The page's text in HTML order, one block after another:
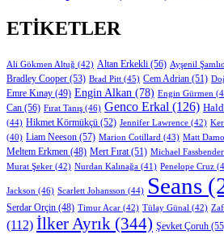
ETIKETLER
Ali Gökmen Altuğ (42) Altan Erkekli (56) Ayşenil
Bradley Cooper (53) Brad Pitt (45) Cem Adrian (51)
Emre Kınay (49) Engin Alkan (78) Engin Gürmen
Can (56) Fırat Tanış (46) Genco Erkal (126)
(44) Hikmet Körmükçü (52) Jennifer Lawrence (42)
(40) Liam Neeson (57) Marion Cotillard (43) Matt
Meltem Erkmen (48) Mert Fırat(51) Michael Fassbender
Murat Şeker (42) Nurdan Kalınağa (41) Penelope Cruz
Jackson (46) Scarlett Johansson (44) Seans
Serdar Orçin (48) Timur Acar (42) Tülay Günal (42)
(112) İlker Ayrık (344) Şevket Çoruh